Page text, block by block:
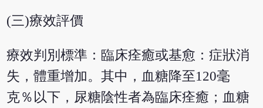
(三)療效評價
療效判別標準：臨床痊癒或基愈：症狀消
失，體重增加。其中，血糖降至120毫
克％以下，尿糖陰性者為臨床痊癒；血糖